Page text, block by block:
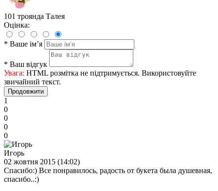
101 троянда Талея
Оцінка:
* Ваше ім’я
* Ваш відгук
Увага: HTML розмітка не підтримується. Використовуйте
звичайний текст.
Продовжити
1
0
0
0
0
Игорь
02 жовтня 2015 (14:02)
Спасибо:) Все понравилось, радость от букета была душевная,
спасибо..:)